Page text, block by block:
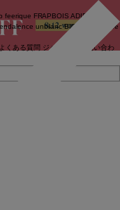
feerique FRAPBOIS ADIEU
endalence unbilanc BIGI online store
よくある質問 ジャーナル
お問い合わ